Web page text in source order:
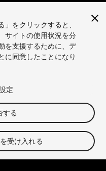
Indonesia
個人情報を売らない
クッキー設定
」をクリックすると、
サイトの使用状況を分
を支援するために、デ
に同意したことになり
定
する
受け入れる